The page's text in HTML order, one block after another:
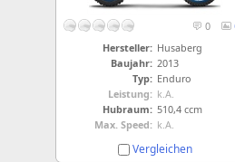
0
Hersteller: Husaberg
Baujahr: 2013
Typ: Enduro
Leistung: k.A.
Hubraum: 510,4 ccm
Max. Speed: k.A.
Vergleichen